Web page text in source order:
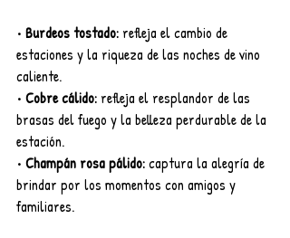
• Burdeos tostado: refleja el cambio de
estaciones y la riqueza de las noches de vino
caliente.
• Cobre cálido: refleja el resplandor de las
brasas del fuego y la belleza perdurable de la
estación.
• Champán rosa pálido: captura la alegría de
brindar por los momentos con amigos y
familiares.